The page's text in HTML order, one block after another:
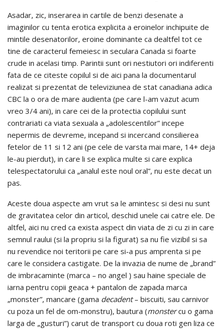
Asadar, zic, inserarea in cartile de benzi desenate a
imaginilor cu tenta erotica explicita a eroinelor inchipuite de
mintile desenatorilor, eroine dominante ca dealtfel tot ce
tine de caracterul femeiesc in seculara Canada si foarte
crude in acelasi timp. Parintii sunt ori nestiutori ori indiferenti
fata de ce citeste copilul si de aici pana la documentarul
realizat si prezentat de televiziunea de stat canadiana adica
CBC la o ora de mare audienta (pe care l-am vazut acum
vreo 3/4 ani), in care cei de la protectia copilului sunt
contrariati ca viata sexuala a „adolescentilor” incepe
nepermis de devreme, incepand si incercand consilierea
fetelor de 11 si 12 ani (pe cele de varsta mai mare, 14+ deja
le-au pierdut), in care li se explica multe si care explica
telespectatorului ca „analul este noul oral”, nu este decat un
pas.
Aceste doua aspecte am vrut sa le amintesc si desi nu sunt
de gravitatea celor din articol, deschid unele cai catre ele. De
altfel, aici nu cred ca exista aspect din viata de zi cu zi in care
semnul raului (si la propriu si la figurat) sa nu fie vizibil si sa
nu revendice noi teritorii pe care si-a pus amprenta si pe
care le considera castigate. De la invazia de nume de „brand”
de imbracaminte (marca – no angel ) sau haine speciale de
iarna pentru copii geaca + pantalon de zapada marca
„monster”, mancare (gama decadent– biscuiti, sau carnivor
cu poza un fel de om-monstru), bautura (monstercu o gama
larga de „gusturi”) carut de transport cu doua roti gen liza ce